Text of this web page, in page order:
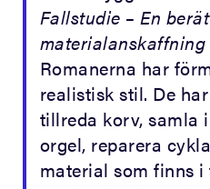
Fallstudie – En
materialanskaffning
Romanerna har
realistisk stil. De
tillreda korv, samla
orgel, reparera
material som finns